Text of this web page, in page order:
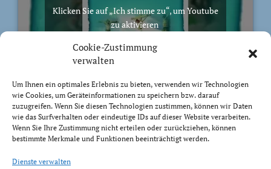
Cookie-Zustimmung
verwalten
Um Ihnen ein optimales Erlebnis zu bieten, verwenden wir Technologien
wie Cookies, um Geräteinformationen zu speichern bzw. darauf
zuzugreifen. Wenn Sie diesen Technologien zustimmen, können wir Daten
wie das Surfverhalten oder eindeutige IDs auf dieser Website verarbeiten.
Wenn Sie Ihre Zustimmung nicht erteilen oder zurückziehen, können
bestimmte Merkmale und Funktionen beeinträchtigt werden.
Dienste verwalten
Klicken Sie auf „Ich stimme zu“, um Youtube
zu aktivieren
Ich stimme zu
BIBELVERS DES TAGES
Trachtet nach dem, was droben ist, nicht nach dem,